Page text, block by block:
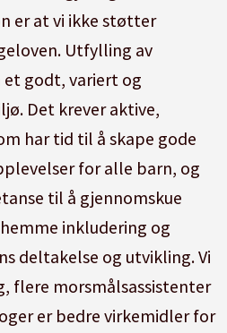
er at vi ikke støtter
Utfylling av
et godt, variert og
Det krever aktive,
har tid til å skape gode
for alle barn, og
til å gjennomskue
inkludering og
deltakelse og utvikling. Vi
flere morsmålsassistenter
er bedre virkemidler for